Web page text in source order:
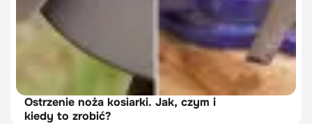
Ostrzenie noża kosiarki. Jak, czym i
kiedy to zrobić?